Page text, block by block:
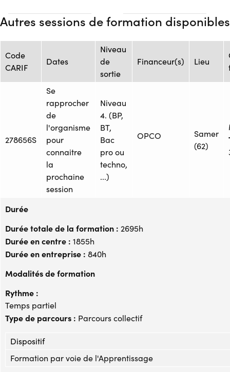
Autres sessions de formation disponibles
Code
CARIF
Dates
Niveau
de
sortie
Financeur(s) Lieu
278656S
Se
rapprocher
de
l'organisme
pour
connaitre
la
prochaine
session
Niveau
4. (BP,
BT,
Bac
pro ou
techno,
...)
OPCO
Samer
(62)
Durée
Durée totale de la formation : 2695h
Durée en centre : 1855h
Durée en entreprise : 840h
Modalités de formation
Rythme :
Temps partiel
Type de parcours : Parcours collectif
Dispositif
Formation par voie de l'Apprentissage